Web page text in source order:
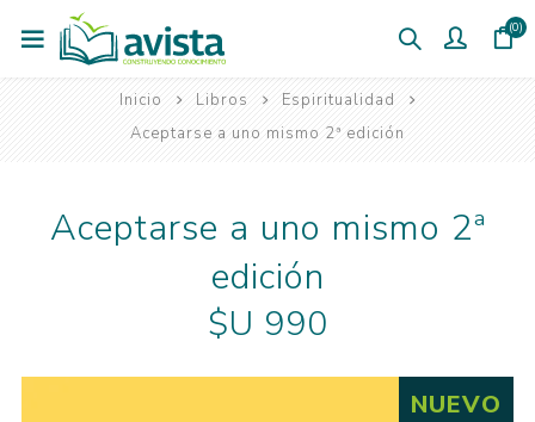
(0)
Inicio Libros
Espiritualidad
Aceptarse a uno mismo 2ª edición
NUEVO
Aceptarse a uno mismo 2ª
edición
$U 990